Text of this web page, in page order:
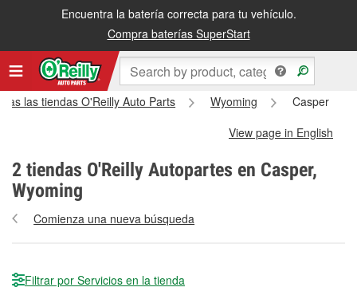
Encuentra la batería correcta para tu vehículo.
Compra baterías SuperStart
las tiendas O'Reilly Auto Parts Wyoming
Casper
View page in English
2 tiendas O'Reilly Autopartes en Casper,
Wyoming
Comienza una nueva búsqueda
Filtrar por Servicios en la tienda